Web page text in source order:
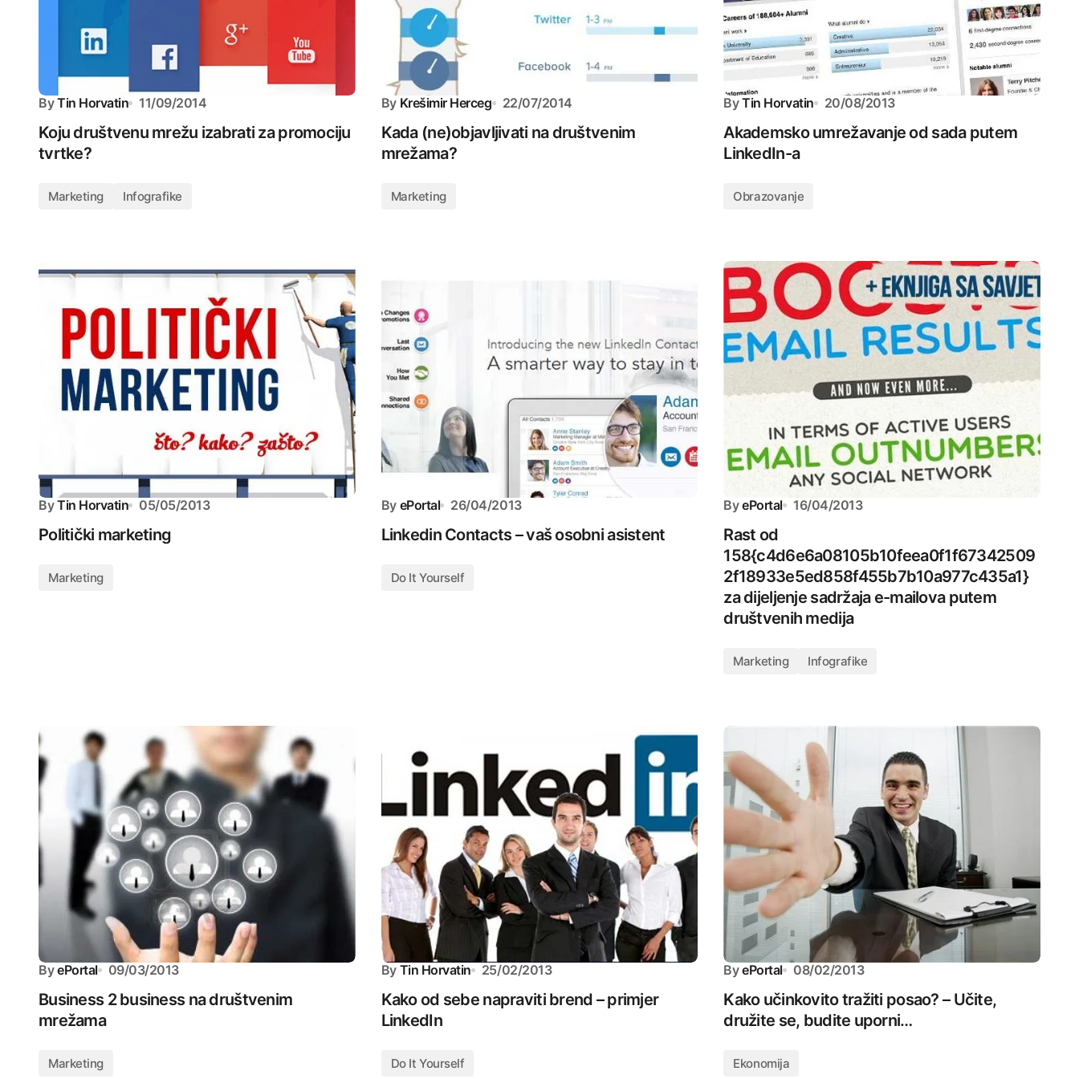
By Tin Horvatin 11/09/2014
Koju društvenu mrežu izabrati za promociju
tvrtke?
Marketing Infografike
By Krešimir Herceg 22/07/2014
Kada (ne)objavljivati na društvenim
mrežama?
Marketing
By Tin Horvatin 20/08/2013
Akademsko umrežavanje od sada putem
LinkedIn-a
Obrazovanje
By Tin Horvatin 05/05/2013
Politički marketing
Marketing
By ePortal 26/04/2013
Linkedin Contacts – vaš osobni asistent
Do It Yourself
By ePortal 16/04/2013
Rast od
158{c4d6e6a08105b10feea0f1f67342509
2f18933e5ed858f455b7b10a977c435a1}
za dijeljenje sadržaja e-mailova putem
društvenih medija
Marketing Infografike
By ePortal 09/03/2013
Business 2 business na društvenim
mrežama
Marketing
By Tin Horvatin 25/02/2013
Kako od sebe napraviti brend – primjer
LinkedIn
Do It Yourself
By ePortal 08/02/2013
Kako učinkovito tražiti posao? – Učite,
družite se, budite uporni…
Ekonomija